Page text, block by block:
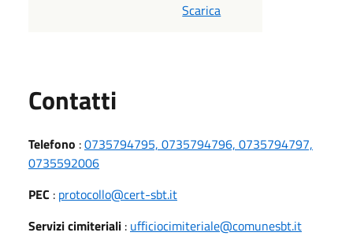
Scarica
Contatti
Telefono :0735794795, 0735794796, 0735794797,
0735592006
PEC : protocollo@cert-sbt.it
Servizi cimiteriali : ufficiocimiteriale@comunesbt.it